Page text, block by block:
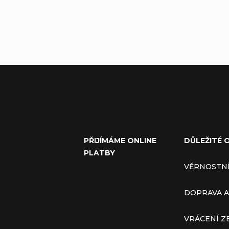
PŘIJÍMÁME ONLINE
PLATBY
DŮLEŽITÉ
DOPRAVA
VRÁCENÍ